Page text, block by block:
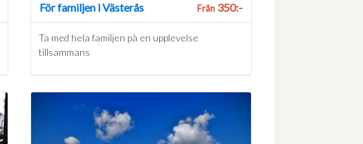
För familjen i Västerås Från350:-
Ta med hela familjen på en upplevelse
tillsammans